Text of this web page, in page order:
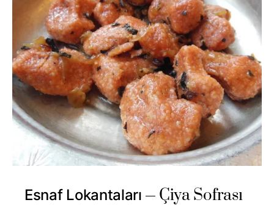
Esnaf Lokantaları Çiya Sofrası